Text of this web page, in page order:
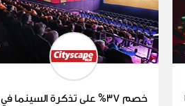
خصم 37% على تذكرة السينما في